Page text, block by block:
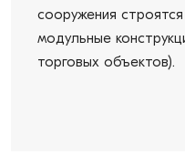
сооружения
модульные
торговых объектов).